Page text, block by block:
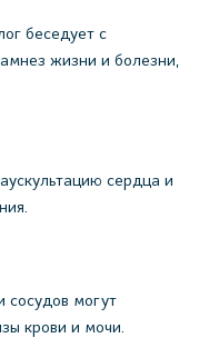
беседует с
жизни и болезни,
сердца и
сосудов могут
крови и мочи.